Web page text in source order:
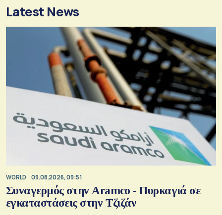
Latest News
WORLD 09.08.2026, 09:51
Συναγερμός στην Aramco - Πυρκαγιά σε
εγκαταστάσεις στην Τζιζάν